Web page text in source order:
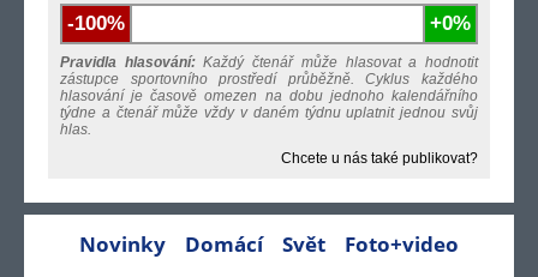
-100% +0%
Pravidla hlasování:Každý čtenář může hlasovat a hodnotit
zástupce sportovního prostředí průběžně. Cyklus každého
hlasování je časově omezen na dobu jednoho kalendářního
týdne a čtenář může vždy v daném týdnu uplatnit jednou svůj
hlas.
Chcete u nás také publikovat?
Novinky Domácí Svět Foto+video